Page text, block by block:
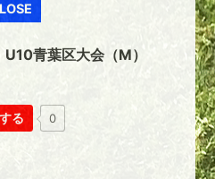
LOSE
青葉区大会（M）
る 0